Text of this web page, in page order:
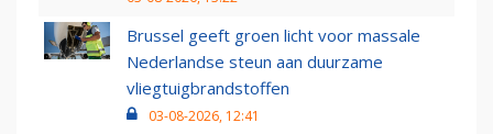
Brussel geeft groen licht voor massale
Nederlandse steun aan duurzame
vliegtuigbrandstoffen
03-08-2026, 12:41